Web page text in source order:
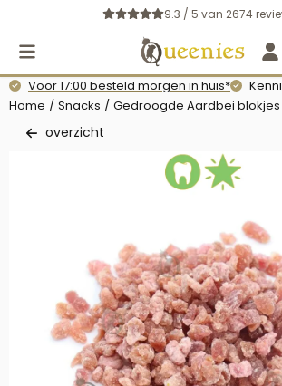
Cookievoorkeuren zijn momenteel gesloten.
9.3 / 5 van 2674
Voor 17:00 besteld morgen in huis*
Home / Snacks / Gedroogde Aardbei
overzicht